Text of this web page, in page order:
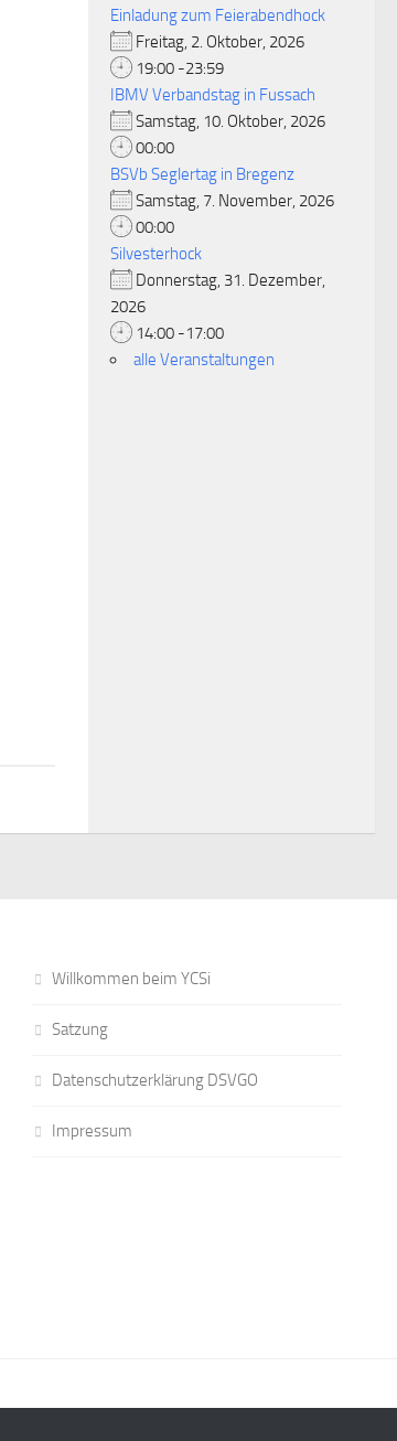
Einladung zum Feierabendhock
Freitag, 2. Oktober, 2026
19:00 -23:59
IBMV Verbandstag in Fussach
Samstag, 10. Oktober, 2026
00:00
BSVb Seglertag in Bregenz
Samstag, 7. November, 2026
00:00
Silvesterhock
Donnerstag, 31. Dezember,
2026
14:00 -17:00
alle Veranstaltungen
Willkommen beim YCSi
Satzung
Datenschutzerklärung DSVGO
Impressum